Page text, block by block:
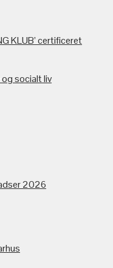
KLUB’ certificeret
socialt liv
2026